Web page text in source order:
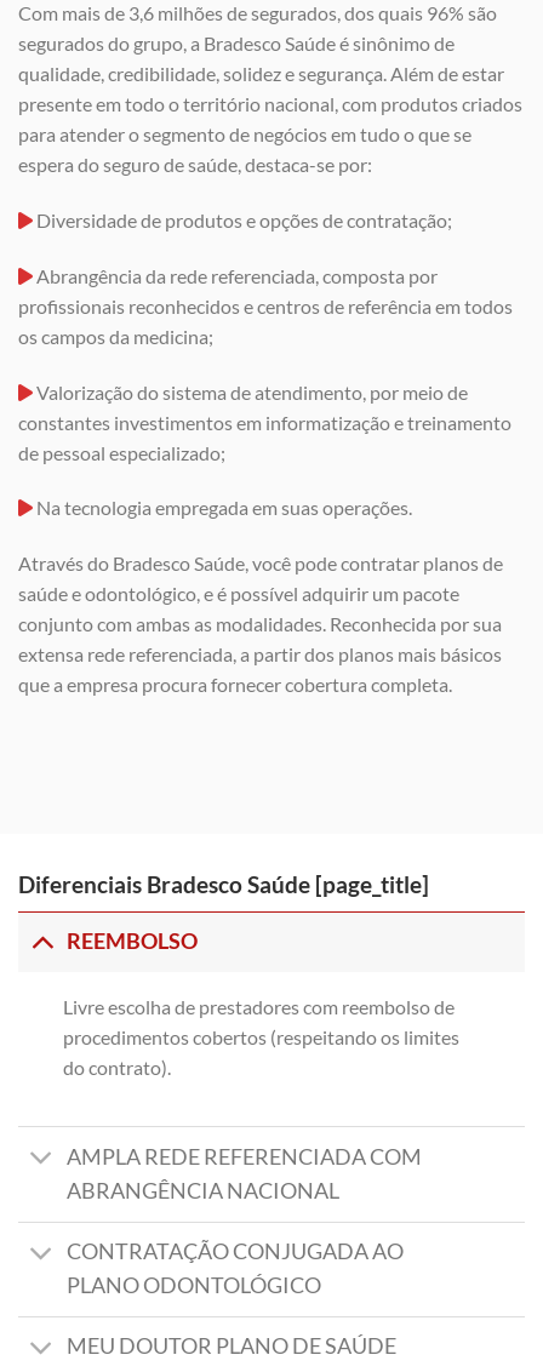
Com mais de 3,6 milhões de segurados, dos quais 96% são
segurados do grupo, a Bradesco Saúde é sinônimo de
qualidade, credibilidade, solidez e segurança. Além de estar
presente em todo o território nacional, com produtos criados
para atender o segmento de negócios em tudo o que se
espera do seguro de saúde, destaca-se por:
Diversidade de produtos e opções de contratação;
Abrangência da rede referenciada, composta por
profissionais reconhecidos e centros de referência em todos
os campos da medicina;
Valorização do sistema de atendimento, por meio de
constantes investimentos em informatização e treinamento
de pessoal especializado;
Na tecnologia empregada em suas operações.
Através do Bradesco Saúde, você pode contratar planos de
saúde e odontológico, e é possível adquirir um pacote
conjunto com ambas as modalidades. Reconhecida por sua
extensa rede referenciada, a partir dos planos mais básicos
que a empresa procura fornecer cobertura completa.
Diferenciais Bradesco Saúde [page_title]
REEMBOLSO
Livre escolha de prestadores com reembolso de
procedimentos cobertos (respeitando os limites
do contrato).
AMPLA REDE REFERENCIADA COM
ABRANGÊNCIA NACIONAL
CONTRATAÇÃO CONJUGADA AO
PLANO ODONTOLÓGICO
MEU DOUTOR PLANO DE SAÚDE